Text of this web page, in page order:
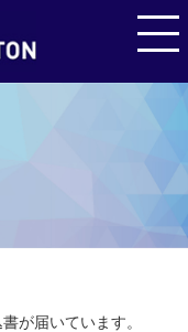
が届いています。